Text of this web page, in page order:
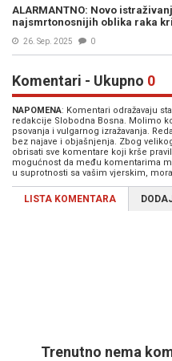
ALARMANTNO: Novo
najsmrtonosnijih oblika raka
26. Sep. 2025 0
Komentari - Ukupno 0
NAPOMENA: Komentari odražavaju
redakcije Slobodna Bosna. Molimo
psovanja i vulgarnog izražavanja.
bez najave i objašnjenja. Zbog
obrisati sve komentare koji krše
mogućnost da među komentarima
u suprotnosti sa vašim vjerskim,
LISTA KOMENTARA
Trenutno nema